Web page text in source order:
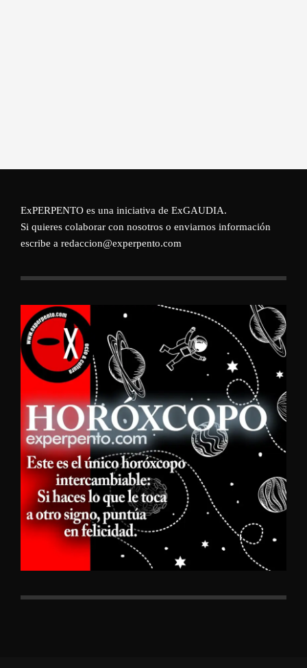
ExPERPENTO es una iniciativa de ExGAUDIA.
Si quieres colaborar con nosotros o enviarnos información
escribe a redaccion@experpento.com